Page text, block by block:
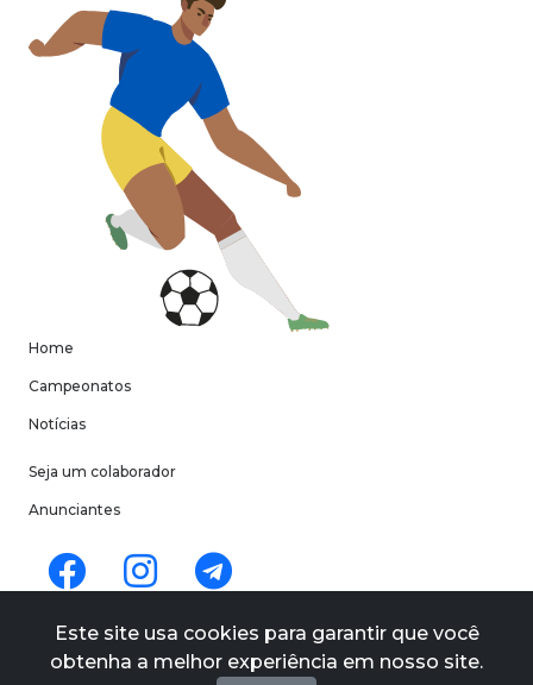
Home
Campeonatos
Notícias
Seja um colaborador
Anunciantes
Políticas de privacidade
Este site usa cookies para garantir que você
obtenha a melhor experiência em nosso site.